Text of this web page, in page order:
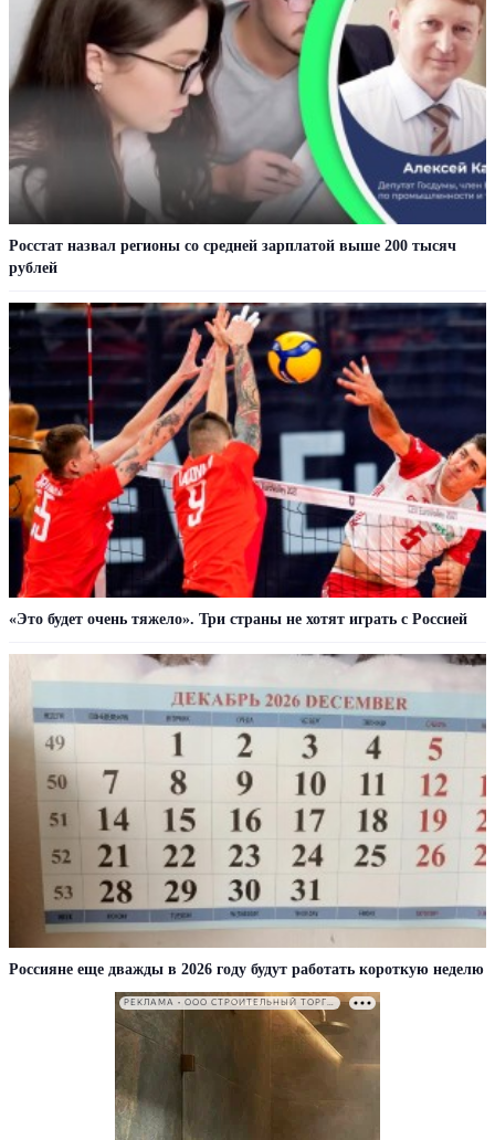
Росстат назвал регионы со средней зарплатой выше 200 тысяч
рублей
«Это будет очень тяжело». Три страны не хотят играть с Россией
Россияне еще дважды в 2026 году будут работать короткую неделю
РЕКЛАМА • ООО СТРОИТЕЛЬНЫЙ ТОРГОВЫЙ ДОМ «ПЕТРОВИЧ». ИНН: 7802348846